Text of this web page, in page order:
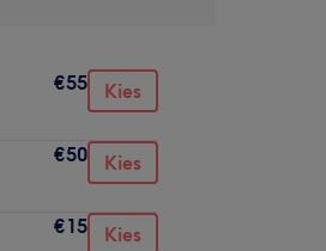
€55 Kies
€50 Kies
€15 Kies